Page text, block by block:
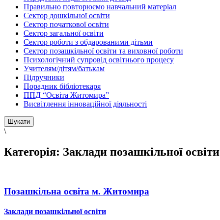
Правильно повторюємо навчальний матеріал
Сектор дошкільної освіти
Сектор початкової освіти
Сектор загальної освіти
Сектор роботи з обдарованими дітьми
Сектор позашкільної освіти та виховної роботи
Психологічний супровід освітнього процесу
Учителям/дітям/батькам
Підручники
Порадник бібліотекаря
ППД “Освіта Житомира”
Висвітлення інноваційної діяльності
\
Категорія: Заклади позашкільної освіти
Позашкільна освіта м. Житомира
Заклади позашкільної освіти